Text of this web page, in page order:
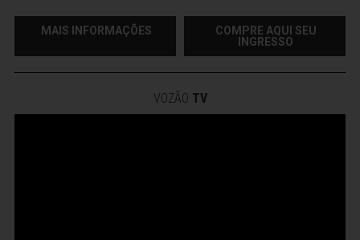
MAIS INFORMAÇÕES
COMPRE AQUI SEU
INGRESSO
VOZÃO TV